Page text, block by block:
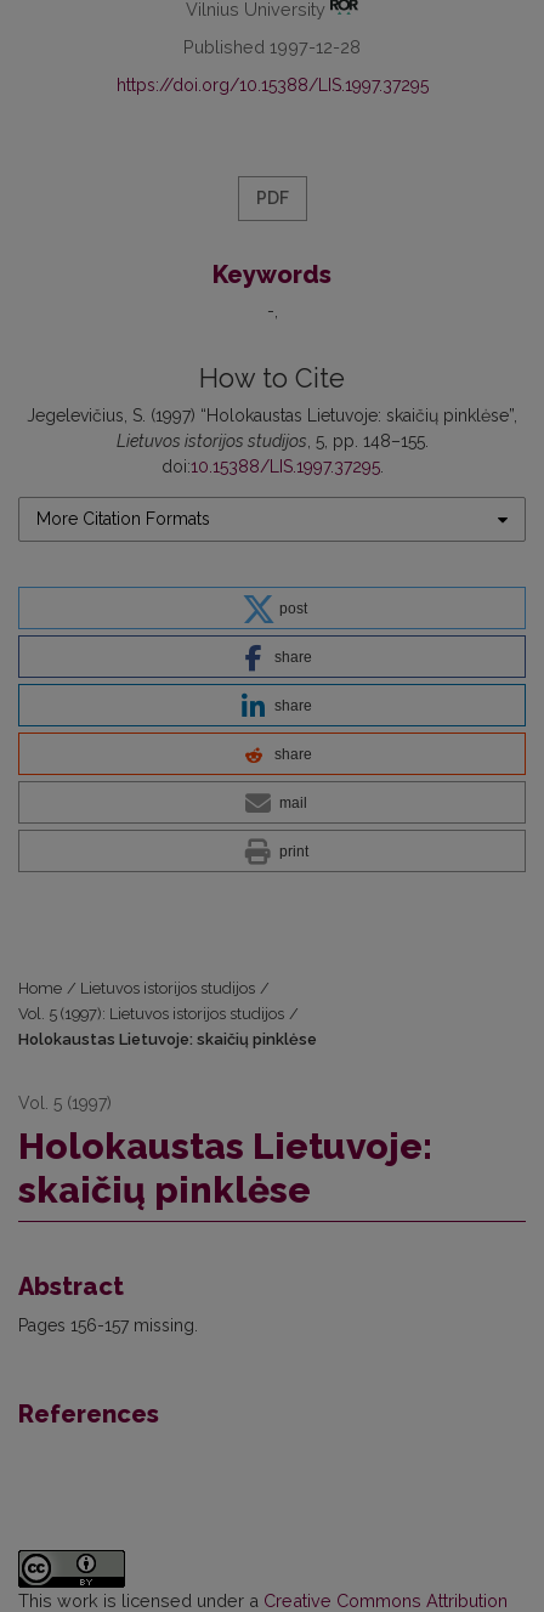
Vilnius University
Published 1997-12-28
https://doi.org/10.15388/LIS.1997.37295
PDF
Keywords
-
How to Cite
Jegelevičius, S. (1997) “Holokaustas Lietuvoje: skaičių pinklėse”,
Lietuvos istorijos studijos, 5, pp. 148–155.
doi:10.15388/LIS.1997.37295.
More Citation Formats
post
share
share
share
mail
print
Home / Lietuvos istorijos studijos /
Vol. 5 (1997): Lietuvos istorijos studijos /
Holokaustas Lietuvoje: skaičių pinklėse
Vol. 5 (1997)
Holokaustas Lietuvoje:
skaičių pinklėse
Abstract
Pages 156-157 missing.
References
This work is licensed under a Creative Commons Attribution